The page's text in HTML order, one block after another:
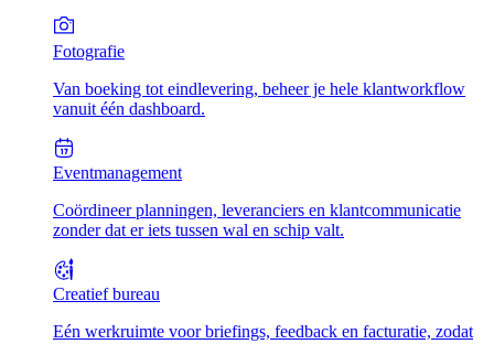
Fotografie
Van boeking tot eindlevering, beheer je hele klantworkflow
vanuit één dashboard.
Eventmanagement
Coördineer planningen, leveranciers en klantcommunicatie
zonder dat er iets tussen wal en schip valt.
Creatief bureau
Eén werkruimte voor briefings, feedback en facturatie, zodat